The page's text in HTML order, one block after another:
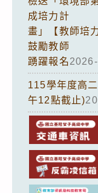
成培力計
畫」【教師培
鼓勵教師
踴躍報名
115學年度高
午12點截止)